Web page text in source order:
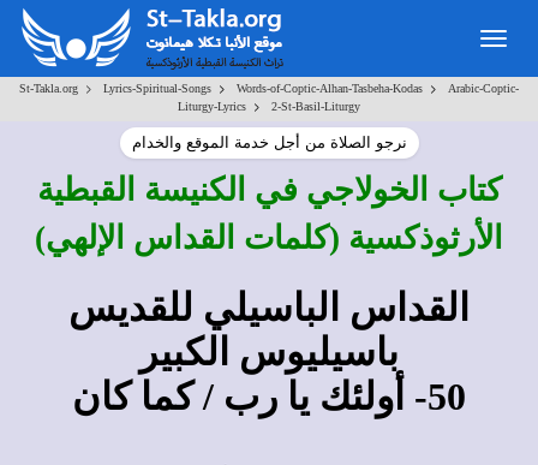
St-Takla.org > Lyrics-Spiritual-Songs > Words-of-Coptic-Alhan-Tasbeha-Kodas >
Arabic-Coptic-
Liturgy-Lyrics
> 2-St-Basil-Liturgy
نرجو الصلاة من أجل خدمة الموقع والخدام
كتاب الخولاجي في الكنيسة القبطية
الأرثوذكسية (كلمات القداس الإلهي)
القداس الباسيلي للقديس
باسيليوس الكبير
50- أولئك يا رب / كما كان